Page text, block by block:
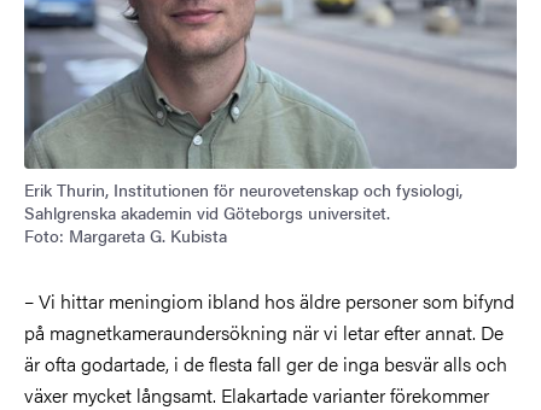
Erik Thurin, Institutionen för neurovetenskap och fysiologi,
Sahlgrenska akademin vid Göteborgs universitet.
Foto: Margareta G. Kubista
– Vi hittar meningiom ibland hos äldre personer som bifynd
på magnetkameraundersökning när vi letar efter annat. De
är ofta godartade, i de flesta fall ger de inga besvär alls och
växer mycket långsamt. Elakartade varianter förekommer